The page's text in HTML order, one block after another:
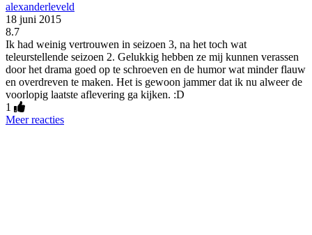
alexanderleveld
18 juni 2015
8.7
Ik had weinig vertrouwen in seizoen 3, na het toch wat
teleurstellende seizoen 2. Gelukkig hebben ze mij kunnen verassen
door het drama goed op te schroeven en de humor wat minder flauw
en overdreven te maken. Het is gewoon jammer dat ik nu alweer de
voorlopig laatste aflevering ga kijken. :D
1
Meer reacties